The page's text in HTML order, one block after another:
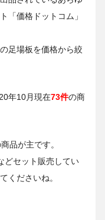
「価格ドットコム」
足場板を価格から絞
年10月現在73件の商
品が主です。
どセット販売してい
くださいね。